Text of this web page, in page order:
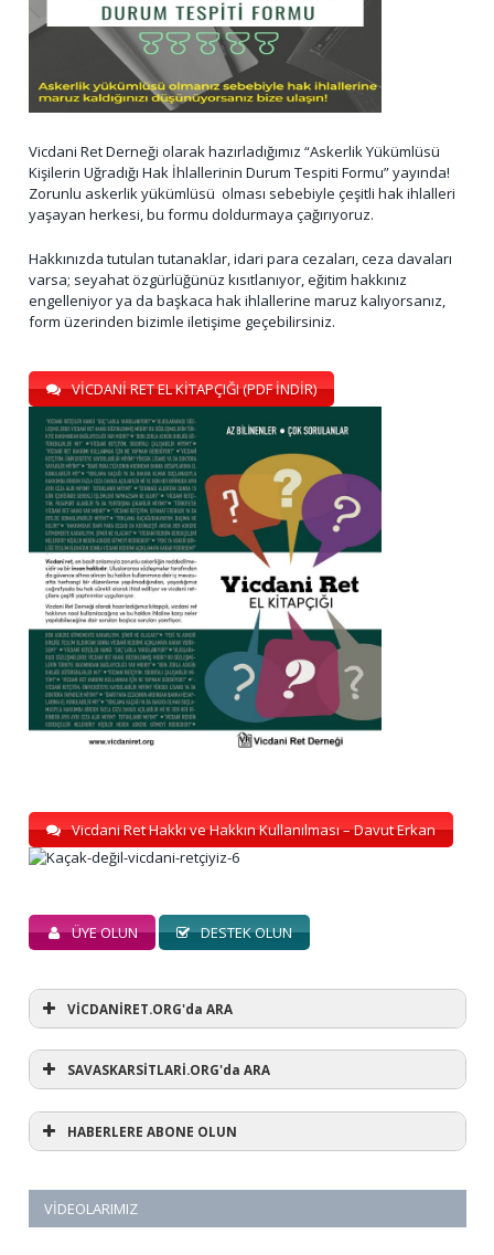
Vicdani Ret Derneği olarak hazırladığımız “Askerlik Yükümlüsü
Kişilerin Uğradığı Hak İhlallerinin Durum Tespiti Formu” yayında!
Zorunlu askerlik yükümlüsü olması sebebiyle çeşitli hak ihlalleri
yaşayan herkesi, bu formu doldurmaya çağırıyoruz.
Hakkınızda tutulan tutanaklar, idari para cezaları, ceza davaları
varsa; seyahat özgürlüğünüz kısıtlanıyor, eğitim hakkınız
engelleniyor ya da başkaca hak ihlallerine maruz kalıyorsanız,
form üzerinden bizimle iletişime geçebilirsiniz.
VİCDANİ RET EL KİTAPÇIĞI (PDF İNDİR)
Vicdani Ret Hakkı ve Hakkın Kullanılması – Davut Erkan
ÜYE OLUN DESTEK OLUN
VİCDANİRET.ORG'da ARA
SAVASKARSİTLARİ.ORG'da ARA
HABERLERE ABONE OLUN
VIDEOLARIMIZ